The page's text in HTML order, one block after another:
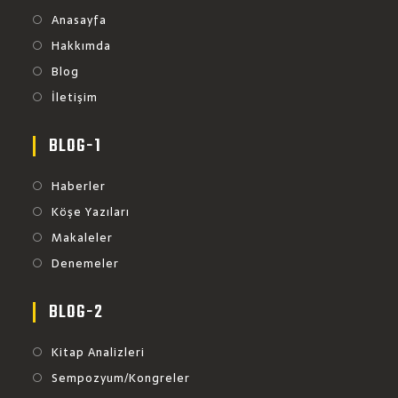
Anasayfa
Hakkımda
Blog
İletişim
BLOG-1
Haberler
Köşe Yazıları
Makaleler
Denemeler
BLOG-2
Kitap Analizleri
Sempozyum/Kongreler